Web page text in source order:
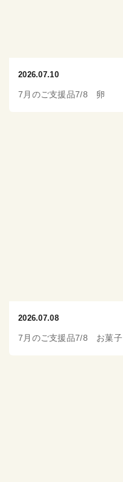
2026.07.10
7月のご支援品7/8 卵
2026.07.08
7月のご支援品7/8 お菓子